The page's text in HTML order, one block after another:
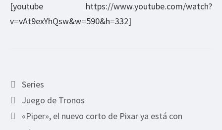
[youtube https://www.youtube.com/watch?
v=vAt9exYhQsw&w=590&h=332]
Categorías
Series
Etiquetas
Juego de Tronos
«Piper», el nuevo corto de Pixar ya está con